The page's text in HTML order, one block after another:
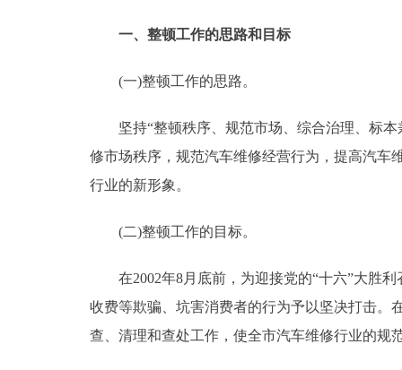
ESPAÑOL
一、整顿工作的思路和目标
(一)整顿工作的思路。
坚持“整顿秩序、规范市场、综合治理、标本
修市场秩序，规范汽车维修经营行为，提高汽车
行业的新形象。
(二)整顿工作的目标。
在2002年8月底前，为迎接党的“十六”大胜利
收费等欺骗、坑害消费者的行为予以坚决打击。
查、清理和查处工作，使全市汽车维修行业的规